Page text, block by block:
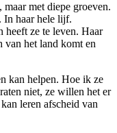
met diepe groeven.
In haar hele lijf.
heeft ze te leven. Haar
van het land komt en
kan helpen. Hoe ik ze
niet, ze willen het er
leren afscheid van